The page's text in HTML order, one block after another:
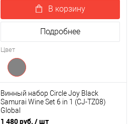
В корзину
Подробнее
Цвет
Винный набор Circle Joy Black
Samurai Wine Set 6 in 1 (CJ-TZ08)
Global
1 480 руб. / шт